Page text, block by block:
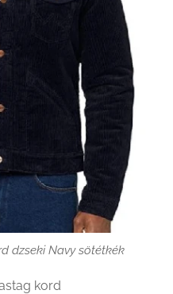
dzseki Navy sötétkék
kord